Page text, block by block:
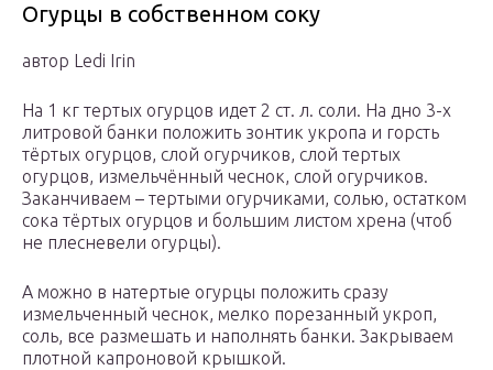
Огурцы в собственном соку
автор Ledi Irin
На 1 кг тертых огурцов идет 2 ст. л. соли. На дно 3-х
литровой банки положить зонтик укропа и горсть
тёртых огурцов, слой огурчиков, слой тертых
огурцов, измельчённый чеснок, слой огурчиков.
Заканчиваем – тертыми огурчиками, солью, остатком
сока тёртых огурцов и большим листом хрена (чтоб
не плесневели огурцы).
А можно в натертые огурцы положить сразу
измельченный чеснок, мелко порезанный укроп,
соль, все размешать и наполнять банки. Закрываем
плотной капроновой крышкой.